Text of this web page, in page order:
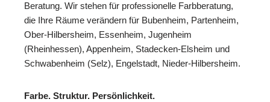
Beratung. Wir stehen für professionelle Farbberatung,
die Ihre Räume verändern für Bubenheim, Partenheim,
Ober-Hilbersheim, Essenheim, Jugenheim
(Rheinhessen), Appenheim, Stadecken-Elsheim und
Schwabenheim (Selz), Engelstadt, Nieder-Hilbersheim.
Farbe. Struktur. Persönlichkeit.